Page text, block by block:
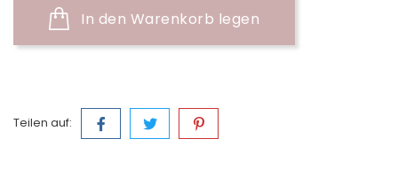
In den Warenkorb legen
Teilen auf: